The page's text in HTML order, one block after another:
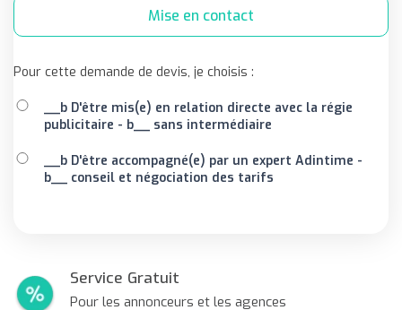
Mise en contact
Pour cette demande de devis, je choisis :
__b D'être mis(e) en relation directe avec la régie
publicitaire - b__ sans intermédiaire
__b D'être accompagné(e) par un expert Adintime -
b__ conseil et négociation des tarifs
Service Gratuit
Pour les annonceurs et les agences